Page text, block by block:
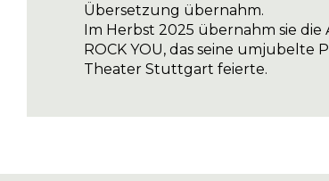
Übersetzung übernahm.
Im Herbst 2025 übernahm sie die
ROCK YOU, das seine umjubelte
Theater Stuttgart feierte.